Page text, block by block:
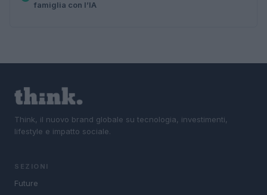
famiglia con l’IA
Think, il nuovo brand globale su tecnologia, investimenti,
lifestyle e impatto sociale.
SEZIONI
Future